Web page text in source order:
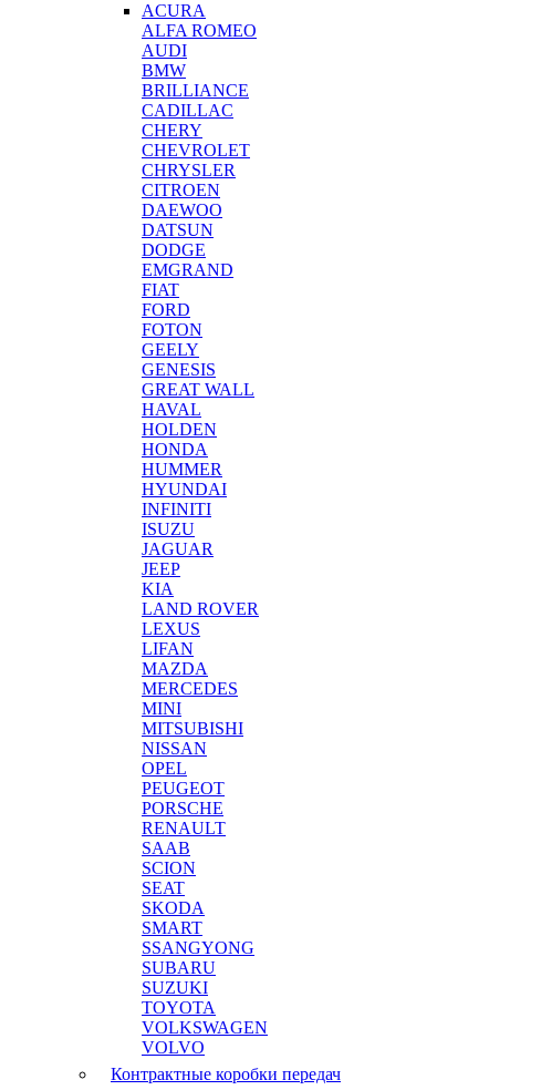
ACURA
ALFA ROMEO
AUDI
BMW
BRILLIANCE
CADILLAC
CHERY
CHEVROLET
CHRYSLER
CITROEN
DAEWOO
DATSUN
DODGE
EMGRAND
FIAT
FORD
FOTON
GEELY
GENESIS
GREAT WALL
HAVAL
HOLDEN
HONDA
HUMMER
HYUNDAI
INFINITI
ISUZU
JAGUAR
JEEP
KIA
LAND ROVER
LEXUS
LIFAN
MAZDA
MERCEDES
MINI
MITSUBISHI
NISSAN
OPEL
PEUGEOT
PORSCHE
RENAULT
SAAB
SCION
SEAT
SKODA
SMART
SSANGYONG
SUBARU
SUZUKI
TOYOTA
VOLKSWAGEN
VOLVO
Контрактные коробки передач